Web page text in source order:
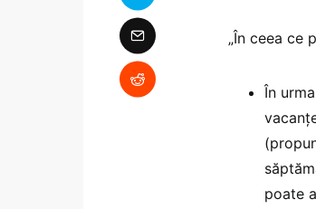
„În ceea ce
În
poate